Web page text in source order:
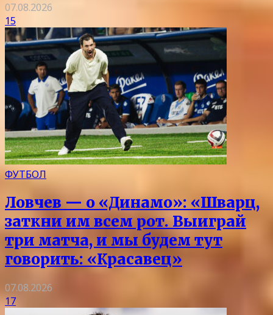
07.08.2026
15
ФУТБОЛ
Ловчев — о «Динамо»: «Шварц,
заткни им всем рот. Выиграй
три матча, и мы будем тут
говорить: «Красавец»
07.08.2026
17